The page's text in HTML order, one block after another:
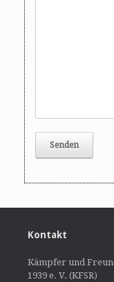
Kontakt
Kämpfer und
1939 e. V. (KFSR)